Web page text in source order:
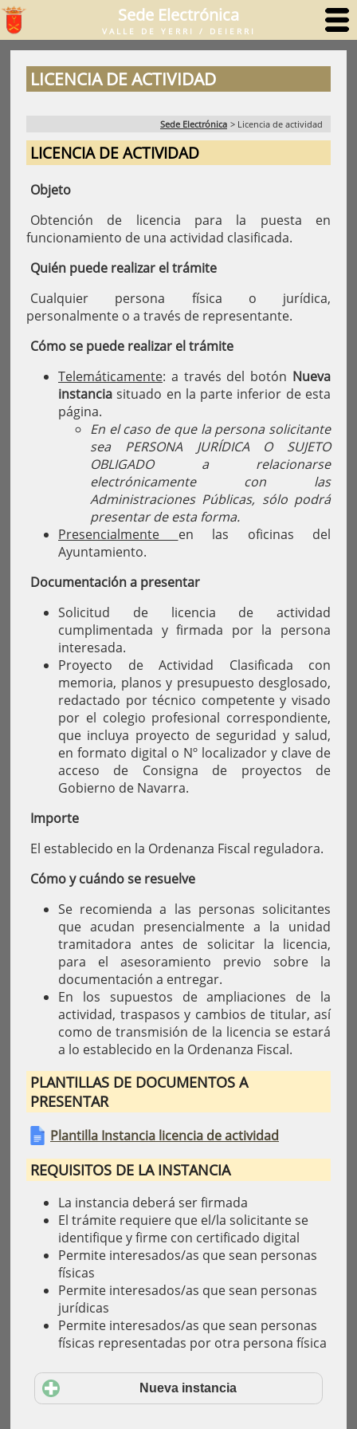
Sede Electrónica
VALLE DE YERRI / DEIERRI
LICENCIA DE ACTIVIDAD
Sede Electrónica > Licencia de actividad
LICENCIA DE ACTIVIDAD
Objeto
Obtención de licencia para la puesta en
funcionamiento de una actividad clasificada.
Quién puede realizar el trámite
Cualquier persona física o jurídica,
personalmente o a través de representante.
Cómo se puede realizar el trámite
Telemáticamente: a través del botón Nueva
instancia situado en la parte inferior de esta
página.
En el caso de que la persona solicitante
sea PERSONA JURÍDICA O SUJETO
OBLIGADO a relacionarse
electrónicamente con las
Administraciones Públicas, sólo podrá
presentar de esta forma.
Presencialmente en las oficinas del
Ayuntamiento.
Documentación a presentar
Solicitud de licencia de actividad
cumplimentada y firmada por la persona
interesada.
Proyecto de Actividad Clasificada con
memoria, planos y presupuesto desglosado,
redactado por técnico competente y visado
por el colegio profesional correspondiente,
que incluya proyecto de seguridad y salud,
en formato digital o Nº localizador y clave de
acceso de Consigna de proyectos de
Gobierno de Navarra.
Importe
El establecido en la Ordenanza Fiscal reguladora.
Cómo y cuándo se resuelve
Se recomienda a las personas solicitantes
que acudan presencialmente a la unidad
tramitadora antes de solicitar la licencia,
para el asesoramiento previo sobre la
documentación a entregar.
En los supuestos de ampliaciones de la
actividad, traspasos y cambios de titular, así
como de transmisión de la licencia se estará
a lo establecido en la Ordenanza Fiscal.
PLANTILLAS DE DOCUMENTOS A
PRESENTAR
Plantilla Instancia licencia de actividad
REQUISITOS DE LA INSTANCIA
La instancia deberá ser firmada
El trámite requiere que el/la solicitante se
identifique y firme con certificado digital
Permite interesados/as que sean personas
físicas
Permite interesados/as que sean personas
jurídicas
Permite interesados/as que sean personas
físicas representadas por otra persona física
Nueva instancia